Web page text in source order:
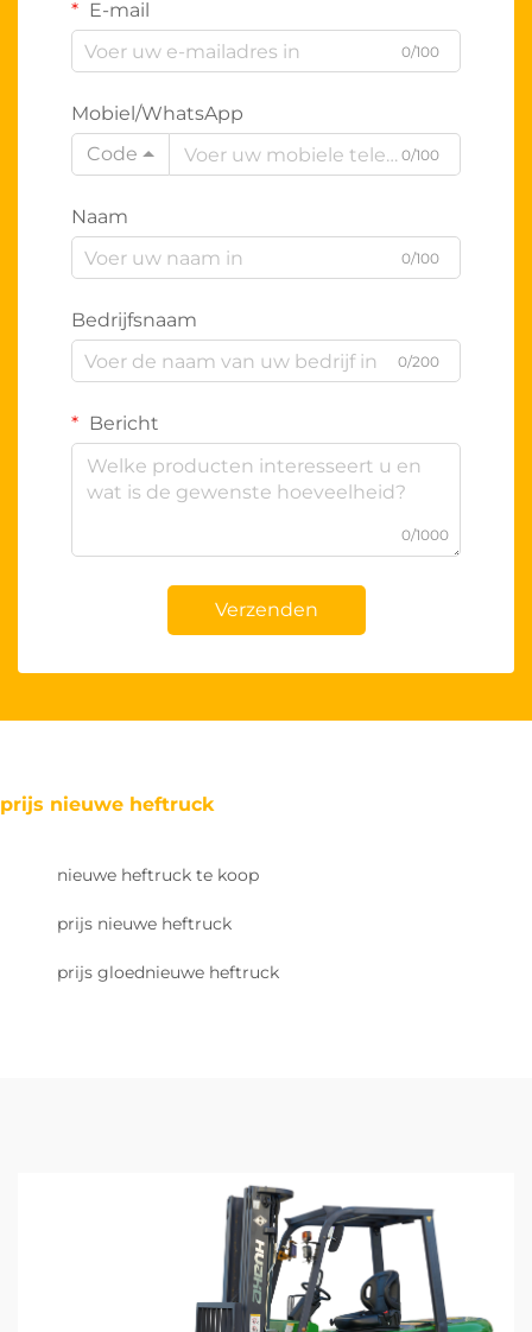
E-mail
0/100
Mobiel/WhatsApp
Code
0/100
Naam
0/100
Bedrijfsnaam
0/200
Bericht
0/1000
Verzenden
prijs nieuwe heftruck
nieuwe heftruck te koop
prijs nieuwe heftruck
prijs gloednieuwe heftruck